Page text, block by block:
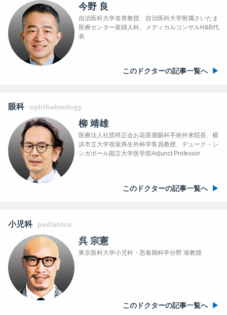
今野 良
自治医科大学名誉教授、自治医科大学附属さいたま
医療センター産婦人科、メディカルコンサルH&B代
表
このドクターの記事一覧へ
眼科 ophthalmology
柳 靖雄
医療法人社団祥正会お花茶屋眼科手術外来院長、横
浜市立大学視覚再生外科学客員教授、デューク・シ
ンガポール国立大学医学部Adjunct Professor
このドクターの記事一覧へ
小児科 pediatrics
呉 宗憲
東京医科大学小児科・思春期科学分野 准教授
このドクターの記事一覧へ